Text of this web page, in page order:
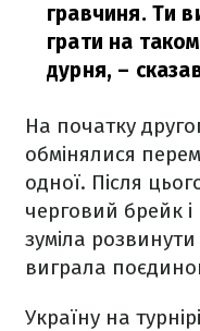
гравчиня. Ти
грати на
дурня, –
На початку
обмінялися
одної. Після
черговий брейк
зуміла розвинути
виграла
Україну на